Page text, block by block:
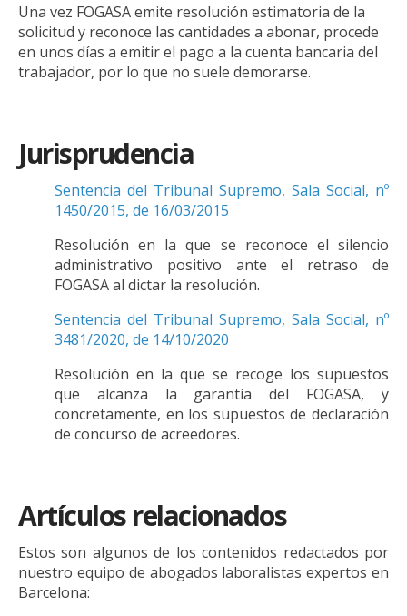
Una vez FOGASA emite resolución estimatoria de la
solicitud y reconoce las cantidades a abonar, procede
en unos días a emitir el pago a la cuenta bancaria del
trabajador, por lo que no suele demorarse.
Jurisprudencia
Sentencia del Tribunal Supremo, Sala Social, nº
1450/2015, de 16/03/2015
Resolución en la que se reconoce el silencio
administrativo positivo ante el retraso de
FOGASA al dictar la resolución.
Sentencia del Tribunal Supremo, Sala Social, nº
3481/2020, de 14/10/2020
Resolución en la que se recoge los supuestos
que alcanza la garantía del FOGASA, y
concretamente, en los supuestos de declaración
de concurso de acreedores.
Artículos relacionados
Estos son algunos de los contenidos redactados por
nuestro equipo de abogados laboralistas expertos en
Barcelona: